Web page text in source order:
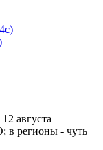
августа
в регионы - чуть